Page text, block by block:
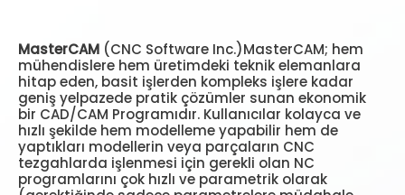
MasterCAM (CNC Software Inc.)MasterCAM; hem
mühendislere hem üretimdeki teknik elemanlara
hitap eden, basit işlerden kompleks işlere kadar
geniş yelpazede pratik çözümler sunan ekonomik
bir CAD/CAM Programıdır. Kullanıcılar kolayca ve
hızlı şekilde hem modelleme yapabilir hem de
yaptıkları modellerin veya parçaların CNC
tezgahlarda işlenmesi için gerekli olan NC
programlarını çok hızlı ve parametrik olarak